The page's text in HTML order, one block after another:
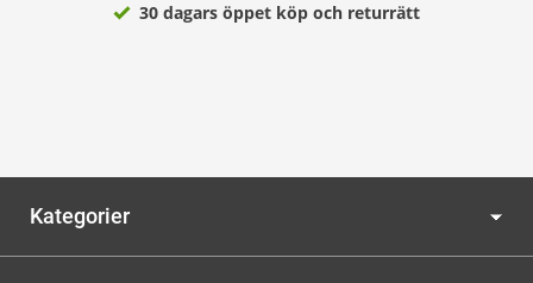
30 dagars öppet köp och returrätt
Kategorier